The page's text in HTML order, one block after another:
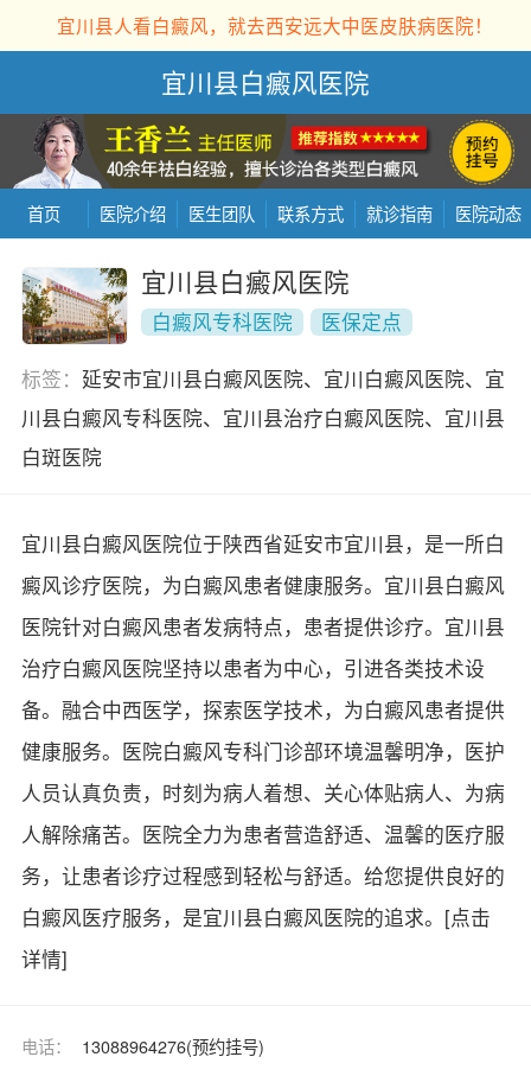
宜川县人看白癜风，就去西安远大中医皮肤病医院！
宜川县白癜风医院
首页 医院介绍 医生团队 联系方式 就诊指南 医院动态
宜川县白癜风医院
白癜风专科医院
医保定点
标签： 延安市宜川县白癜风医院、宜川白癜风医院、宜
川县白癜风专科医院、宜川县治疗白癜风医院、宜川县
白斑医院
宜川县白癜风医院位于陕西省延安市宜川县，是一所白
癜风诊疗医院，为白癜风患者健康服务。宜川县白癜风
医院针对白癜风患者发病特点，患者提供诊疗。宜川县
治疗白癜风医院坚持以患者为中心，引进各类技术设
备。融合中西医学，探索医学技术，为白癜风患者提供
健康服务。医院白癜风专科门诊部环境温馨明净，医护
人员认真负责，时刻为病人着想、关心体贴病人、为病
人解除痛苦。医院全力为患者营造舒适、温馨的医疗服
务，让患者诊疗过程感到轻松与舒适。给您提供良好的
白癜风医疗服务，是宜川县白癜风医院的追求。 [点击
详情]
电话： 13088964276(预约挂号)